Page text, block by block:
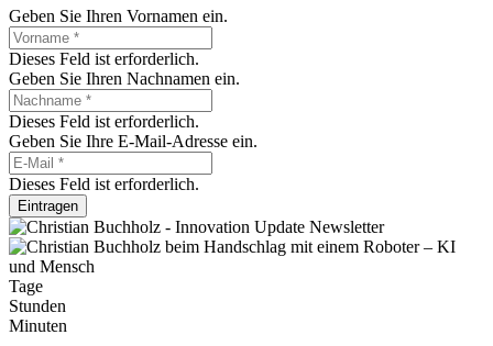
Geben Sie Ihren Vornamen ein.
Dieses Feld ist erforderlich.
Geben Sie Ihren Nachnamen ein.
Dieses Feld ist erforderlich.
Geben Sie Ihre E-Mail-Adresse ein.
Dieses Feld ist erforderlich.
Eintragen
Tage
Stunden
Minuten